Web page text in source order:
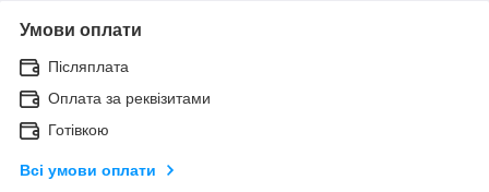
Умови оплати
Післяплата
Оплата за реквізитами
Готівкою
Всі умови оплати